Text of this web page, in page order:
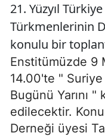
21. Yüzyıl
Türkmenlerinin
konulu bir
Enstitümüzde 9
14.00'te "
Bugünü Yarını
edilecektir.
Derneği üyesi